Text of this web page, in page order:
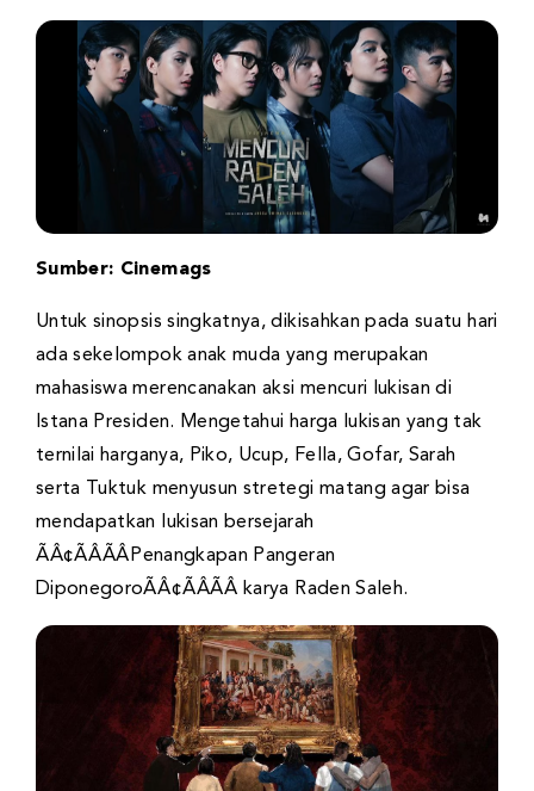
Sumber: Cinemags
Untuk sinopsis singkatnya, dikisahkan pada suatu hari
ada sekelompok anak muda yang merupakan
mahasiswa merencanakan aksi mencuri lukisan di
Istana Presiden. Mengetahui harga lukisan yang tak
ternilai harganya, Piko, Ucup, Fella, Gofar, Sarah
serta Tuktuk menyusun stretegi matang agar bisa
mendapatkan lukisan bersejarah
ÃÂ¢ÃÂÃÂPenangkapan Pangeran
DiponegoroÃÂ¢ÃÂÃÂ karya Raden Saleh.